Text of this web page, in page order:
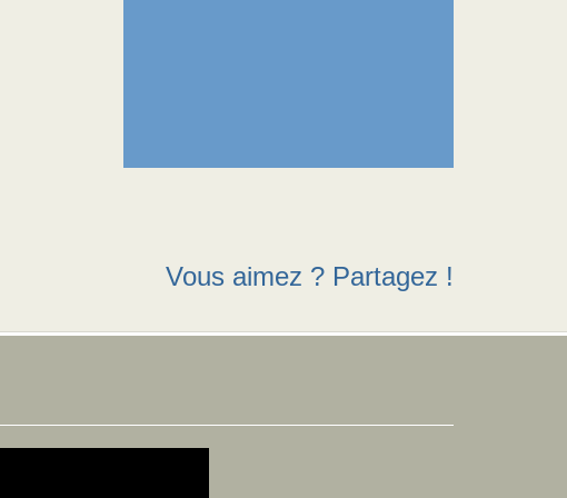
Vous aimez ? Partagez !